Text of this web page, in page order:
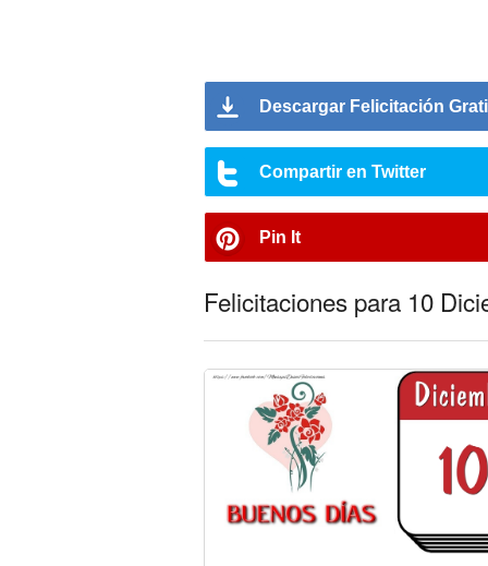
Descargar Felicitación
Compartir en Twitter
Pin It
Felicitaciones para 10